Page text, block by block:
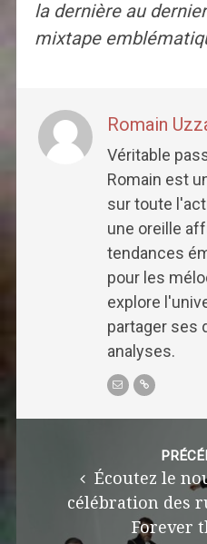
la dernière au
mixtape
Romain
Véritable
Romain est
sur toute
une oreille
tendances
pour les
explore
partager ses
analyses.
Écoutez le
célébration des
Forever